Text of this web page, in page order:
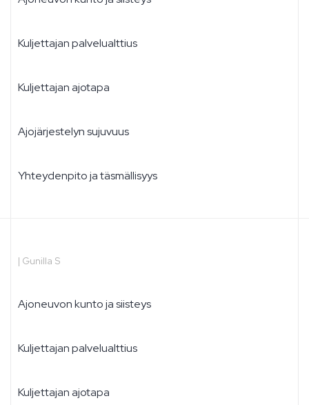
Kuljettajan palvelualttius
Kuljettajan ajotapa
Ajojärjestelyn sujuvuus
Yhteydenpito ja täsmällisyys
| Gunilla S
Ajoneuvon kunto ja siisteys
Kuljettajan palvelualttius
Kuljettajan ajotapa